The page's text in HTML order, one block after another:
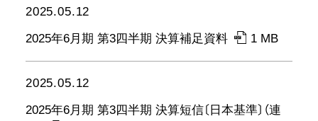
2025.05.12
2025年6月期 第3四半期 決算補足資料
1 MB
2025.05.12
2025年6月期 第3四半期 決算短信〔日本基準〕（連